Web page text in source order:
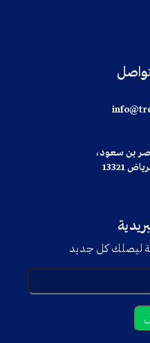
بن سعود،
13321
ليصلك كل جديد